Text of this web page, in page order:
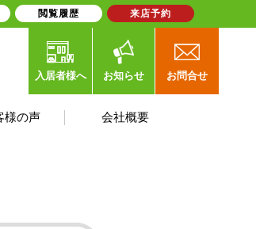
入居者様へ お知らせ お問合せ
様の声 会社概要
閲覧履歴 来店予約